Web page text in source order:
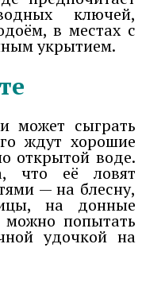
ключей,
в местах с
укрытием.
может сыграть
ждут хорошие
открытой воде.
что её ловят
— на блесну,
на донные
можно попытать
удочкой на